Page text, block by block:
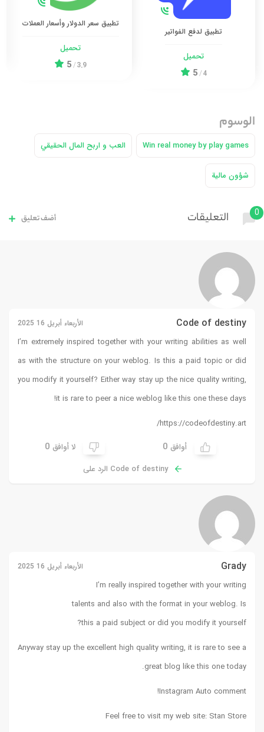
تطبيق لدفع الفواتير
تحميل
4
/
5
تطبيق سعر الدولار وأسعار العملات
تحميل
3.9
/
5
الوسوم
Win real money by play games العب و اربح المال الحقيقي
شؤون مالية
0 التعليقات أضف تعليق
Code of destiny الأربعاء أبريل 16 2025
I’m extremely inspired together with your writing abilities as well
as with the structure on your weblog. Is this a paid topic or did
you modify it yourself? Either way stay up the nice quality writing,
it is rare to peer a nice weblog like this one these days
!
https://codeofdestiny.art/
أوافق 0 لا أوافق 0
Code of destiny الرد على
Grady الأربعاء أبريل 16 2025
I’m really inspired together with your writing
talents and also with the format in your weblog. Is
this a paid subject or did you modify it yourself?
Anyway stay up the excellent high quality writing, it is rare to see a
great blog like this one today.
Instagram Auto comment
!
Feel free to visit my web site: Stan Store